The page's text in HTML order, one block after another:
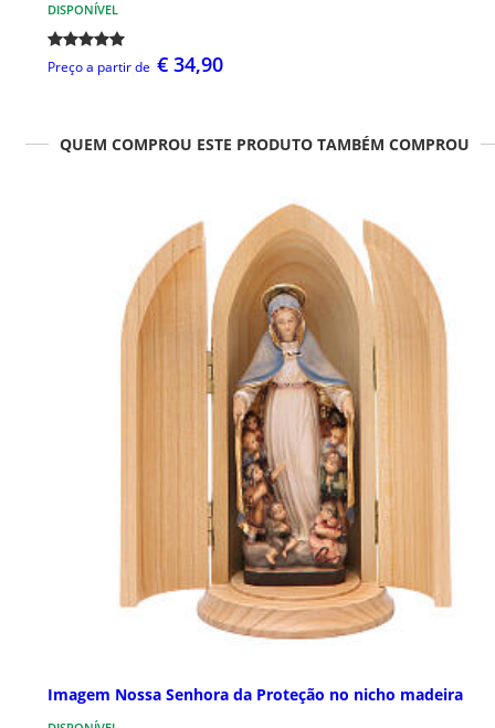
DISPONÍVEL
Preço a partir de € 34,90
QUEM COMPROU ESTE PRODUTO TAMBÉM COMPROU
Imagem Nossa Senhora da Proteção no nicho madeira